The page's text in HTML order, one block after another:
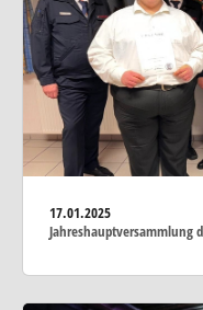
17.01.2025
Jahreshauptversammlung